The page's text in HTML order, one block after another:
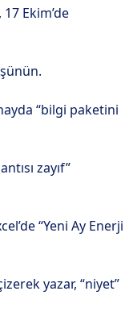
17 Ekim’de
“bilgi paketini
zayıf”
“Yeni Ay Enerji
yazar, “niyet”